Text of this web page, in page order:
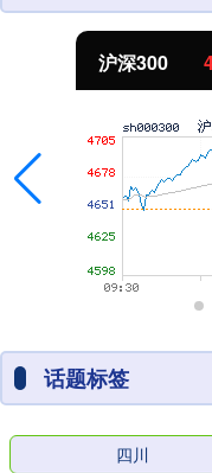
沪深300
话题标签
四川